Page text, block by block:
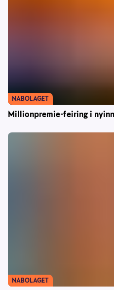
Millionpremie-feiring i
NABOLAGET
NABOLAGET